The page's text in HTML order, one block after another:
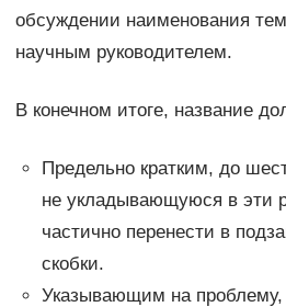
обсуждении наименования
научным руководителем.
В конечном итоге, название
Предельно кратким, до
не укладывающуюся в эти
частично перенести в
скобки.
Указывающим на проблему,